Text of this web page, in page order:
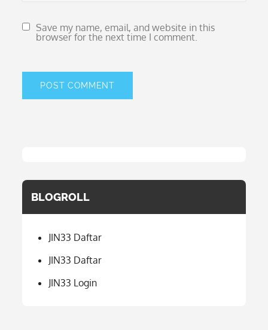
Save my name, email, and website in this
browser for the next time I comment.
BLOGROLL
JIN33 Daftar
JIN33 Daftar
JIN33 Login